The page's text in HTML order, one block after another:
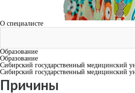
О специалисте
Образование
Образование
Сибирский государственный медицинский
Сибирский государственный медицинский
Причины